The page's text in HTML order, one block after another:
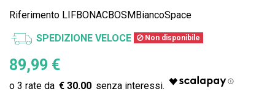
Riferimento LIFBONACBOSMBiancoSpace
SPEDIZIONE VELOCE Non disponibile
89,99 €
€ 30.00